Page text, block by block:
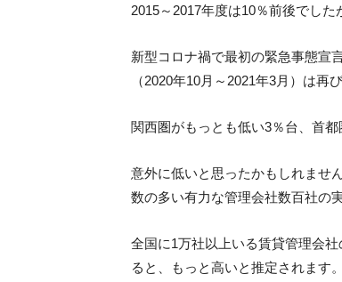
2015～2017年度は10％前後でした
新型コロナ禍で最初の緊急事態宣
（2020年10月～2021年3月）は再
関西圏がもっとも低い3％台、首
意外に低いと思ったかもしれませ
数の多い有力な管理会社数百社の
全国に1万社以上いる賃貸管理会
ると、もっと高いと推定されます